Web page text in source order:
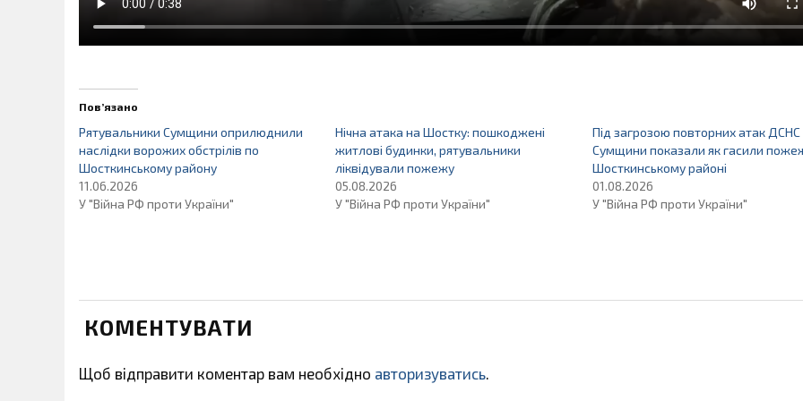
Пов’язано
Рятувальники Сумщини оприлюднили
наслідки ворожих обстрілів по
Шосткинському району
11.06.2026
У "Війна РФ проти України"
Нічна атака на Шостку: пошкоджені
житлові будинки, рятувальники
ліквідували пожежу
05.08.2026
У "Війна РФ проти України"
Під загрозою повторних атак ДСНС
Сумщини показали як гасили
Шосткинському районі
01.08.2026
У "Війна РФ проти України"
КОМЕНТУВАТИ
Щоб відправити коментар вам необхідно авторизуватись